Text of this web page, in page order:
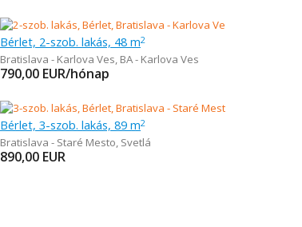
Bérlet, 2-szob. lakás, 48 m2
Bratislava - Karlova Ves, BA - Karlova Ves
790,00 EUR/hónap
Bérlet, 3-szob. lakás, 89 m2
Bratislava - Staré Mesto, Svetlá
890,00 EUR